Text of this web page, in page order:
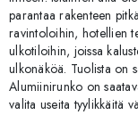
parantaa rakenteen
ravintoloihin, hotellien
ulkotiloihin, joissa
ulkonäköä. Tuolista on
Alumiinirunko on
valita useita tyylikkäitä